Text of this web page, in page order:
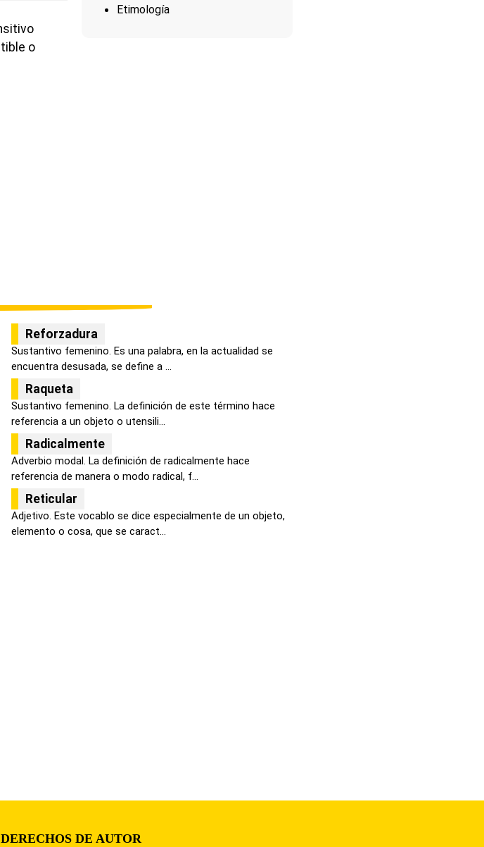
Etimología
o
Reforzadura
Sustantivo femenino. Es una palabra, en la actualidad se
encuentra desusada, se define a ...
Raqueta
Sustantivo femenino. La definición de este término hace
referencia a un objeto o utensili...
Radicalmente
Adverbio modal. La definición de radicalmente hace
referencia de manera o modo radical, f...
Reticular
Adjetivo. Este vocablo se dice especialmente de un objeto,
elemento o cosa, que se caract...
DERECHOS DE AUTOR